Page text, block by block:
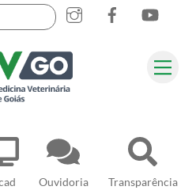
Ouvidoria Transparência